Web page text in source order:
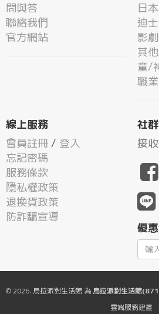
問與答
聯絡我們
官方網站
日
迪
影
其
童/
職
線上服務
會員註冊 / 登入
忘記密碼
服務條款
隱私權政策
退換貨政策
防詐騙宣導
社
接
優
© 2026. 烏拉派對生活館 為 烏拉派對生活館
雲端服務建置